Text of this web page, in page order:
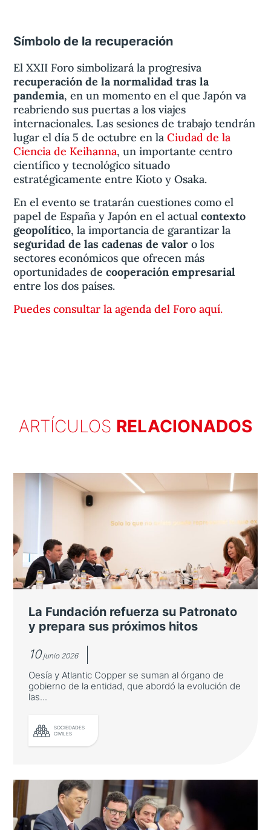
Símbolo de la recuperación
El XXII Foro simbolizará la progresiva
recuperación de la normalidad tras la
pandemia, en un momento en el que Japón va
reabriendo sus puertas a los viajes
internacionales. Las sesiones de trabajo tendrán
lugar el día 5 de octubre en laCiudad de la
Ciencia de Keihanna, un importante centro
científico y tecnológico situado
estratégicamente entre Kioto y Osaka.
En el evento se tratarán cuestiones como el
papel de España y Japón en el actualcontexto
geopolítico, la importancia de garantizar la
seguridad de las cadenas de valor o los
sectores económicos que ofrecen más
oportunidades decooperación empresarial
entre los dos países.
Puedes consultar la agenda del Foro aquí.
ARTÍCULOS RELACIONADOS
La Fundación refuerza su Patronato
y prepara sus próximos hitos
10junio 2026
Oesía y Atlantic Copper se suman al órgano de
gobierno de la entidad, que abordó la evolución de
las...
SOCIEDADES
CIVILES
La Fundación refuerza su
Patronato y prepara sus próximos